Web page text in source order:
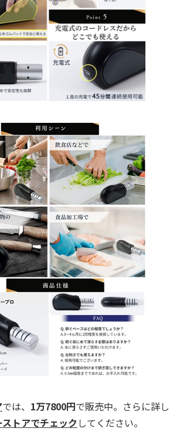
では、 1万7800円で販売中。さらに詳し
ストアでチェックしてください。